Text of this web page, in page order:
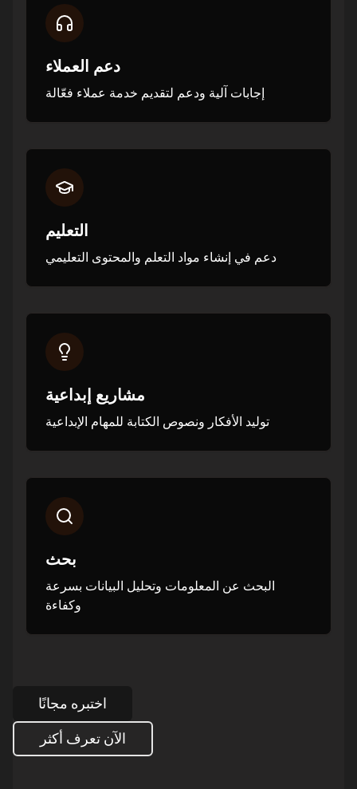
دعم العملاء
إجابات آلية ودعم لتقديم خدمة عملاء فعّالة
التعليم
دعم في إنشاء مواد التعلم والمحتوى التعليمي
مشاريع إبداعية
توليد الأفكار ونصوص الكتابة للمهام الإبداعية
بحث
البحث عن المعلومات وتحليل البيانات بسرعة
وكفاءة
اختبره مجانًا
الآن تعرف أكثر